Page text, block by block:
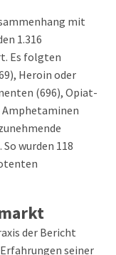
mit
1.316
Es folgten
Heroin oder
(696), Opiat-
Amphetaminen
wurden 118
der Bericht
seiner